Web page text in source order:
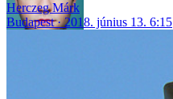
Herczeg Márk
Budapest
2018. június 13. 6:15